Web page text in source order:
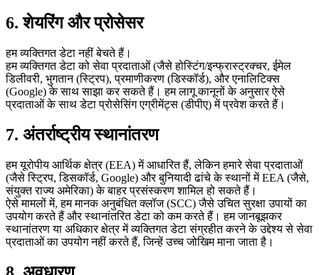
6. शेयरिंग और प्रोसेसर
हम व्यक्तिगत डेटा नहीं बेचते हैं।
हम व्यक्तिगत डेटा को सेवा प्रदाताओं (जैसे होस्टिंग/इन्फ्रास्ट्रक्चर, ईमेल
डिलीवरी, भुगतान (स्ट्रिप), प्रमाणीकरण (डिस्कॉर्ड), और एनालिटिक्स
(Google) के साथ साझा कर सकते हैं। हम लागू कानूनों के अनुसार ऐसे
प्रदाताओं के साथ डेटा प्रोसेसिंग एग्रीमेंट्स (डीपीए) में प्रवेश करते हैं।
7. अंतर्राष्ट्रीय स्थानांतरण
हम यूरोपीय आर्थिक क्षेत्र (EEA) में आधारित हैं, लेकिन हमारे सेवा प्रदाताओं
(जैसे स्ट्रिप, डिसकॉर्ड, Google) और बुनियादी ढांचे के स्थानों में EEA (जैसे,
संयुक्त राज्य अमेरिका) के बाहर प्रसंस्करण शामिल हो सकते हैं।
ऐसे मामलों में, हम मानक अनुबंधित क्लॉज (SCC) जैसे उचित सुरक्षा उपायों का
उपयोग करते हैं और स्थानांतरित डेटा को कम करते हैं। हम जानबूझकर
स्थानांतरण या अधिकार क्षेत्र में व्यक्तिगत डेटा संग्रहीत करने के उद्देश्य से सेवा
प्रदाताओं का उपयोग नहीं करते हैं, जिन्हें उच्च जोखिम माना जाता है।